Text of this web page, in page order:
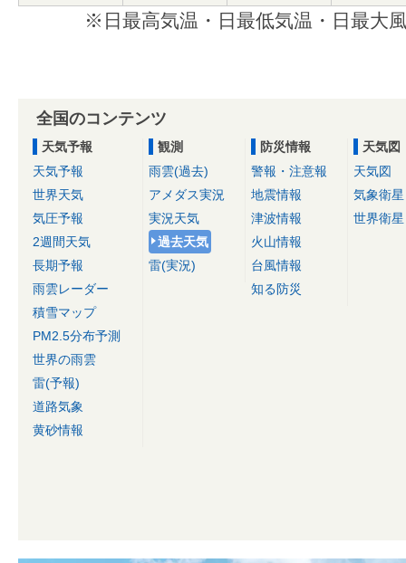
※日最高気温・日最低気温・日最大
全国のコンテンツ
天気予報
天気予報
世界天気
気圧予報
2週間天気
長期予報
雨雲レーダー
積雪マップ
PM2.5分布予測
世界の雨雲
雷(予報)
道路気象
黄砂情報
観測
雨雲(過去)
アメダス実況
実況天気
過去天気
雷(実況)
防災情報
警報・注意報
地震情報
津波情報
火山情報
台風情報
知る防災
天気図
天気図
気象衛星
世界衛星